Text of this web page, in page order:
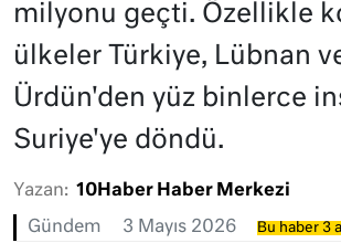
milyonu geçti. Özellikle
ülkeler Türkiye, Lübnan
Ürdün'den yüz binlerce
Suriye'ye döndü.
Yazan: 10Haber Haber Merkezi
Gündem 3 Mayıs 2026 Bu haber 3